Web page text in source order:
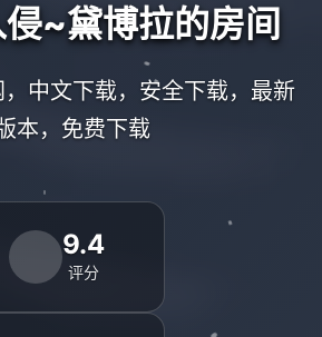
~黛博拉的房间
中文下载，安全下载，最新
本，免费下载
9.4
评分